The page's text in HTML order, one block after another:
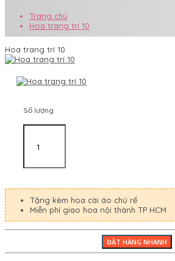
Trang chủ
Hoa trang trí 10
Hoa trang trí 10
Số lượng
Tặng kèm hoa cài áo chú rể
Miễn phí giao hoa nội thành TP HCM